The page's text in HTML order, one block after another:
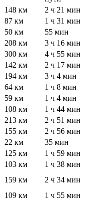
148 км
2 ч 21 мин
87 км
1 ч 31 мин
50 км
55 мин
208 км
3 ч 16 мин
300 км
4 ч 55 мин
142 км
2 ч 17 мин
194 км
3 ч 4 мин
64 км
1 ч 8 мин
59 км
1 ч 4 мин
108 км
1 ч 44 мин
213 км
2 ч 51 мин
155 км
2 ч 56 мин
22 км
35 мин
125 км
1 ч 59 мин
103 км
1 ч 38 мин
159 км
2 ч 34 мин
109 км
1 ч 55 мин